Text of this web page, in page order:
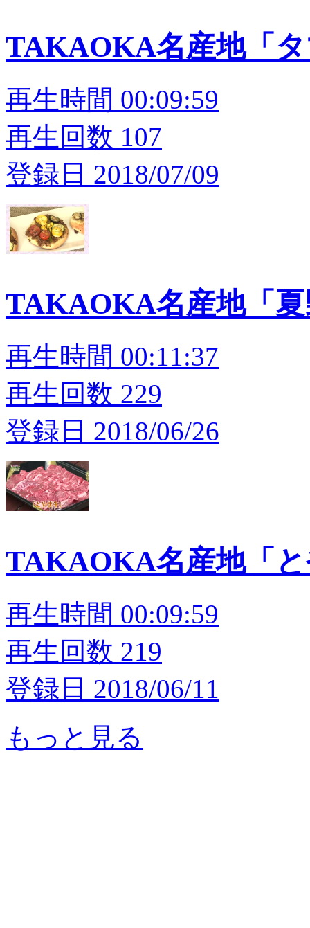
TAKAOKA名産地「
再生時間 00:09:59
再生回数 107
登録日 2018/07/09
TAKAOKA名産地「
再生時間 00:11:37
再生回数 229
登録日 2018/06/26
TAKAOKA名産地「
再生時間 00:09:59
再生回数 219
登録日 2018/06/11
もっと見る